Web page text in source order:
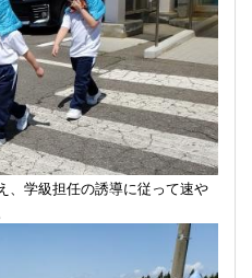
、学級担任の誘導に従って速や